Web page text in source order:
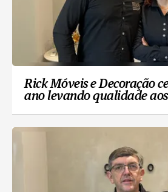
Rick Móveis e Decoração
ano levando qualidade